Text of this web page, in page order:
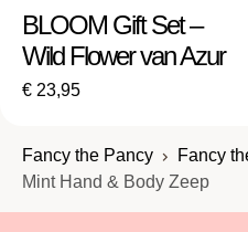
BLOOM Gift Set –
Wild Flower van Azur
€ 23,95
Fancy the Pancy Fancy
Mint Hand & Body Zeep